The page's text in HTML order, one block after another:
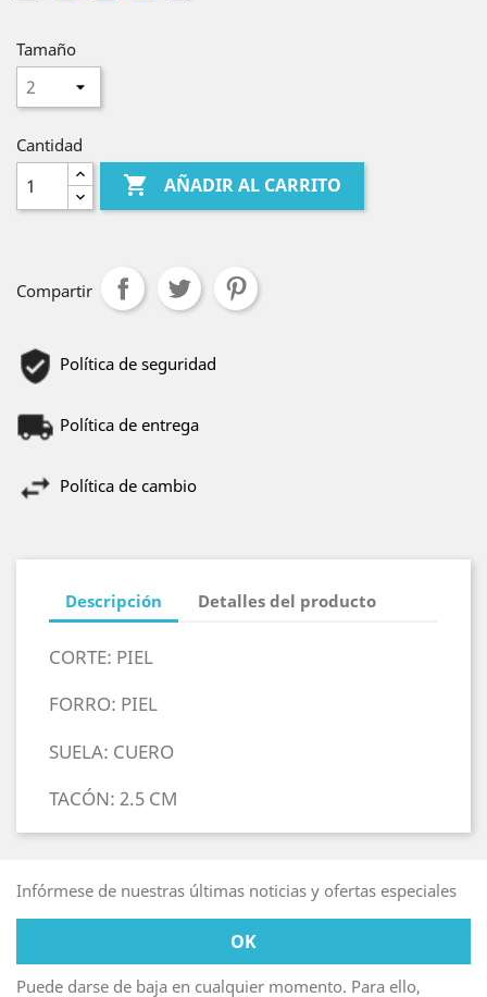
Tamaño
Cantidad
 AÑADIR AL CARRITO
Compartir
Política de seguridad
Política de entrega
Política de cambio
Descripción Detalles del producto
CORTE: PIEL
FORRO: PIEL
SUELA: CUERO
TACÓN: 2.5 CM
Infórmese de nuestras últimas noticias y ofertas especiales
Puede darse de baja en cualquier momento. Para ello,